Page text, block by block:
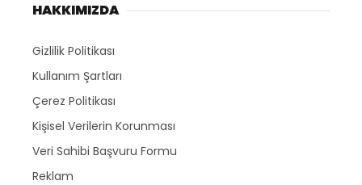
HAKKIMIZDA
Gizlilik Politikası
Kullanım Şartları
Çerez Politikası
Kişisel Verilerin Korunması
Veri Sahibi Başvuru Formu
Reklam